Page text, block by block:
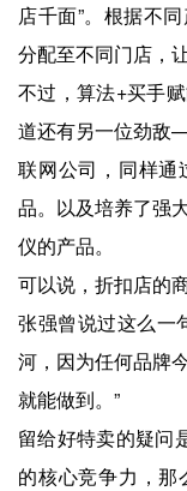
店千面”。根据不
分配至不同门店，
不过，算法+买手
道还有另一位劲敌
联网公司，同样通
品。以及培养了强
仪的产品。
可以说，折扣店的
张强曾说过这么一
河，因为任何品牌
就能做到。”
留给好特卖的疑问
的核心竞争力，那